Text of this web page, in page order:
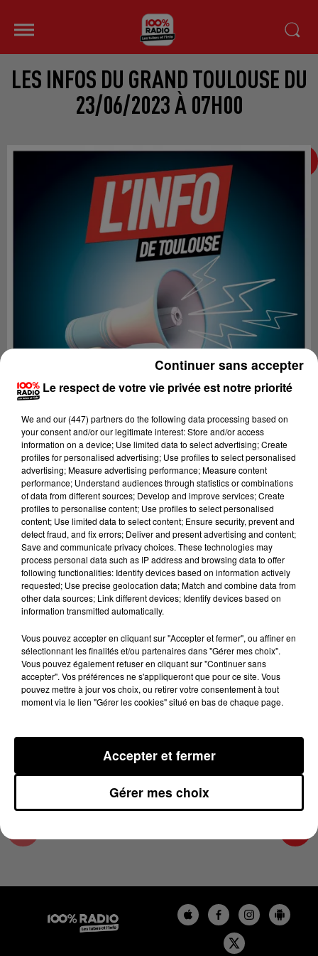
LES INFOS DU GRAND TOULOUSE DU
23/06/2023 À 07H00
Lecture (4 min 19 sec)
100%
100% radio les infos du grand Toulouse
23 juin 2023 - 4 min 19 sec
LES INFOS DU GRAND TOULOUSE DU
23/06/2023 À 07H00
Podcasts infos du grand Toulouse
Le respect de votre vie privée est notre priorité
We and our (447) partnersdo the following data processing based on
your consent and/or our legitimate interest: Store and/or access
information on a device; Use limited data to select advertising; Create
profiles for personalised advertising; Use profiles to select personalised
advertising; Measure advertising performance; Measure content
performance; Understand audiences through statistics or combinations
of data from different sources; Develop and improve services; Create
profiles to personalise content; Use profiles to select personalised
content; Use limited data to select content; Ensure security, prevent and
detect fraud, and fix errors; Deliver and present advertising and content;
Save and communicate privacy choices. These technologies may
process personal data such as IP address and browsing data to offer
following functionalities: Identify devices based on information actively
requested; Use precise geolocation data; Match and combine data from
other data sources; Link different devices; Identify devices based on
information transmitted automatically.
Vous pouvez accepter en cliquant sur "Accepter et fermer", ou affiner en
sélectionnant les finalités et/ou partenaires dans "Gérer mes choix".
Vous pouvez également refuser en cliquant sur "Continuer sans
accepter". Vos préférences ne s'appliqueront que pour ce site. Vous
pouvez mettre à jour vos choix, ou retirer votre consentement à tout
moment via le lien "Gérer les cookies" situé en bas de chaque page.
Gérer mes choix
Accepter et fermer
Continuer sans accepter